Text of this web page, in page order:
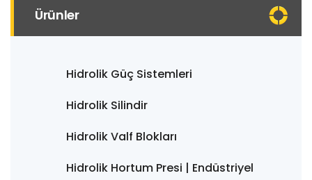
Ürünler
Hidrolik Güç Sistemleri
Hidrolik Silindir
Hidrolik Valf Blokları
Hidrolik Hortum Presi | Endüstriyel